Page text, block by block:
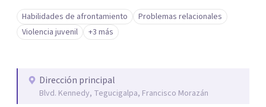
firmemente que la creatividad tiene el poder de
desbloquear emociones reprimidas y permitir que las
personas encuentren su camino hacia una vida más plena
psicología clínica con técnicas artísticas para ofrecer una
intervención terapéutica efectiva y adaptada a las
necesidades de cada individuo.
Habilidades de afrontamiento
Problemas relacionales
Violencia juvenil
+3 más
Dirección principal
Blvd. Kennedy, Tegucigalpa, Francisco Morazán